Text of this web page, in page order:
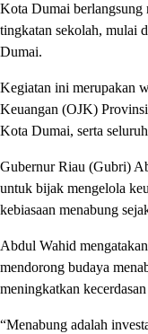
Kota Dumai berlangsung
tingkatan sekolah, mulai
Dumai.
Kegiatan ini merupakan
Keuangan (OJK)
Kota Dumai, serta
Gubernur Riau (Gubri)
untuk bijak mengelola
kebiasaan menabung
Abdul Wahid
mendorong budaya
meningkatkan
“Menabung adalah